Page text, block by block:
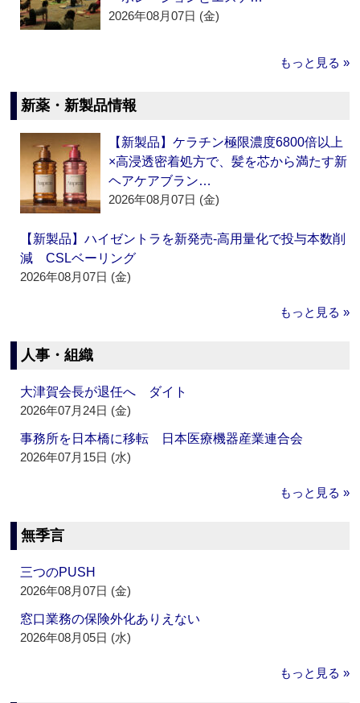
2026年08月07日 (金)
もっと見る »
新薬・新製品情報
【新製品】ケラチン極限濃度6800倍以上
×高浸透密着処方で、髪を芯から満たす新
ヘアケアブラン…
2026年08月07日 (金)
【新製品】ハイゼントラを新発売‐高用量化で投与本数削
減 CSLベーリング
2026年08月07日 (金)
もっと見る »
人事・組織
大津賀会長が退任へ ダイト
2026年07月24日 (金)
事務所を日本橋に移転 日本医療機器産業連合会
2026年07月15日 (水)
もっと見る »
無季言
三つのPUSH
2026年08月07日 (金)
窓口業務の保険外化ありえない
2026年08月05日 (水)
もっと見る »